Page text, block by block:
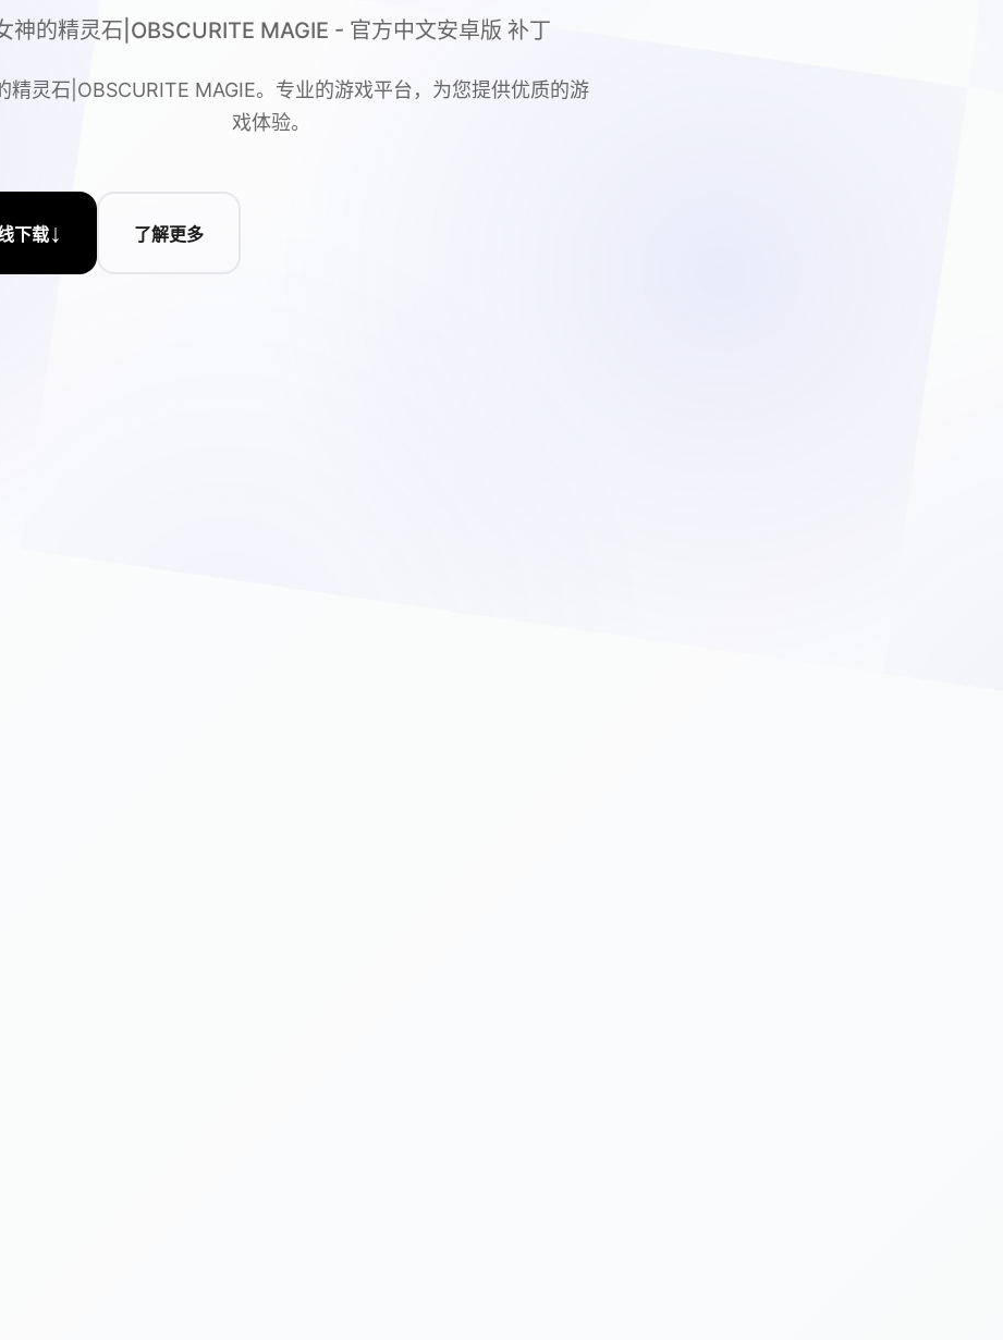
神的精灵石|OBSCURITE MAGIE - 官方中文安卓版 补丁
精灵石|OBSCURITE MAGIE。专业的游戏平台，为您提供优质的游
戏体验。
下载↓ 了解更多